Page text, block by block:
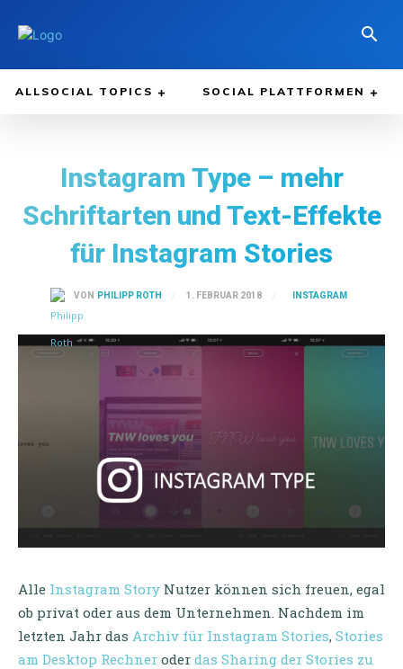
ALLSOCIAL TOPICS SOCIAL PLATTFORMEN
Instagram Type – mehr
Schriftarten und Text-Effekte
für Instagram Stories
VON PHILIPP ROTH 1. FEBRUAR 2018 INSTAGRAM
Alle Instagram Story Nutzer können sich freuen, egal
ob privat oder aus dem Unternehmen. Nachdem im
letzten Jahr das Archiv für Instagram Stories, Stories
am Desktop Rechner oder das Sharing der Stories zu